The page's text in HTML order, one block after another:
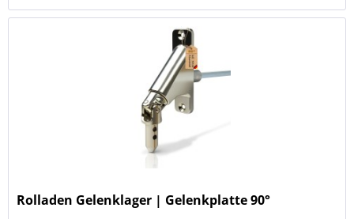
Rolladen Gelenklager | Gelenkplatte 90°